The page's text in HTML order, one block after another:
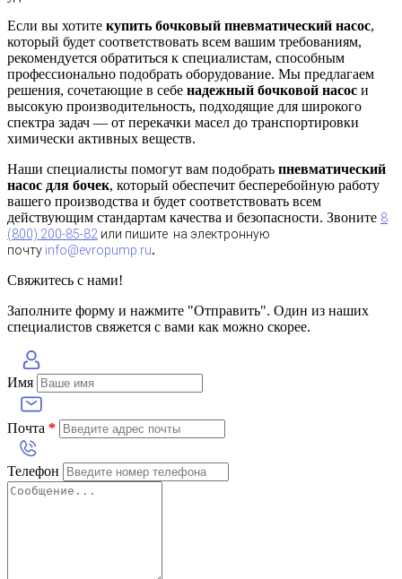
Если вы хотите купить бочковый пневматический насос,
который будет соответствовать всем вашим требованиям,
рекомендуется обратиться к специалистам, способным
профессионально подобрать оборудование. Мы предлагаем
решения, сочетающие в себе надежный бочковой насос и
высокую производительность, подходящие для широкого
спектра задач — от перекачки масел до транспортировки
химически активных веществ.
Наши специалисты помогут вам подобрать пневматический
насос для бочек, который обеспечит бесперебойную работу
вашего производства и будет соответствовать всем
действующим стандартам качества и безопасности. Звоните 8
(800) 200-85-82 или пишите на электронную
почту info@evropump.ru.
Свяжитесь с нами!
Заполните форму и нажмите "Отправить". Один из наших
специалистов свяжется с вами как можно скорее.
Имя
Почта *
Телефон